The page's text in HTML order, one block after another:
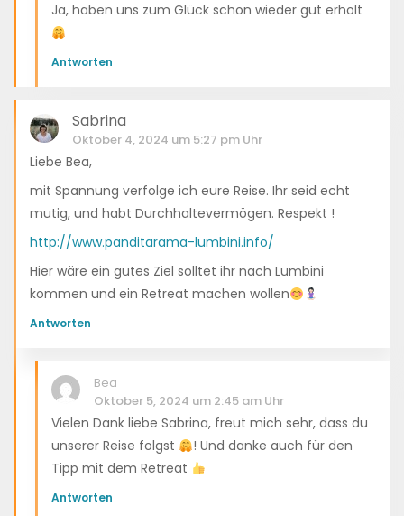
Ja, haben uns zum Glück schon wieder gut erholt
Antworten
Sabrina
Oktober 4, 2024 um 5:27 pm Uhr
Liebe Bea,
mit Spannung verfolge ich eure Reise. Ihr seid echt
mutig, und habt Durchhaltevermögen. Respekt !
http://www.panditarama-lumbini.info/
Hier wäre ein gutes Ziel solltet ihr nach Lumbini
kommen und ein Retreat machen wollen
Antworten
Bea
Oktober 5, 2024 um 2:45 am Uhr
Vielen Dank liebe Sabrina, freut mich sehr, dass du
unserer Reise folgst
! Und danke auch für den
Tipp mit dem Retreat
Antworten